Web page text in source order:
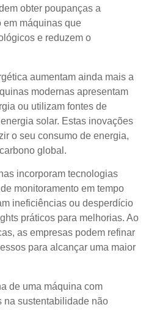
obter poupanças a
em máquinas que
e reduzem o
aumentam ainda mais a
modernas apresentam
ou utilizam fontes de
solar. Estas inovações
o seu consumo de energia,
global.
incorporam tecnologias
monitoramento em tempo
ineficiências ou desperdício
práticos para melhorias. Ao
as empresas podem refinar
para alcançar uma maior
de uma máquina com
na sustentabilidade não